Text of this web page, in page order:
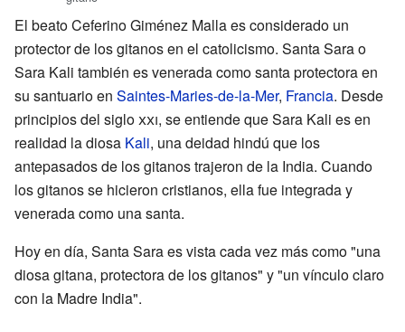
El beato Ceferino Giménez Malla es considerado un
protector de los gitanos en el catolicismo. Santa Sara o
Sara Kali también es venerada como santa protectora en
su santuario en Saintes-Maries-de-la-Mer, Francia. Desde
principios del sigloxxi, se entiende que Sara Kali es en
realidad la diosa Kali, una deidad hindú que los
antepasados de los gitanos trajeron de la India. Cuando
los gitanos se hicieron cristianos, ella fue integrada y
venerada como una santa.
Hoy en día, Santa Sara es vista cada vez más como "una
diosa gitana, protectora de los gitanos" y "un vínculo claro
con la Madre India".